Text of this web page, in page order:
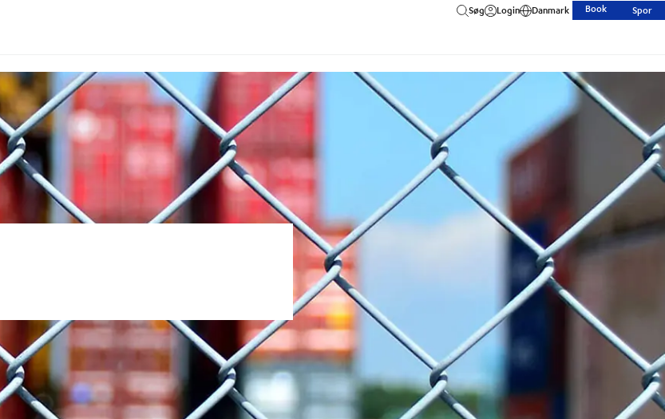
Søg Login Danmark Book Spor